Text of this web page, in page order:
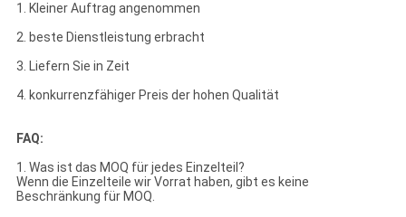
1. Kleiner Auftrag angenommen
2. beste Dienstleistung erbracht
3. Liefern Sie in Zeit
4. konkurrenzfähiger Preis der hohen Qualität
FAQ:
1. Was ist das MOQ für jedes Einzelteil?
Wenn die Einzelteile wir Vorrat haben, gibt es keine
Beschränkung für MOQ.